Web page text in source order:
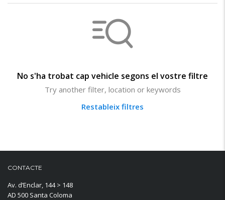
No s'ha trobat cap vehicle segons el vostre filtre
Try another filter, location or keywords
Restableix filtres
CONTACTE
Av. d’Enclar, 144 > 148
AD 500 Santa Coloma